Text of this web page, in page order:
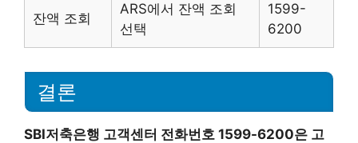
잔액 조회
ARS에서 잔액 조회
선택
1599-
6200
결론
SBI저축은행 고객센터 전화번호 1599-6200은 고